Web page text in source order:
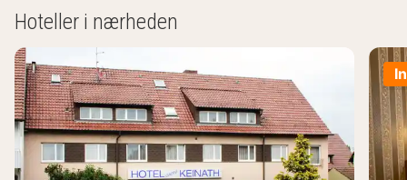
Hoteller i nærheden